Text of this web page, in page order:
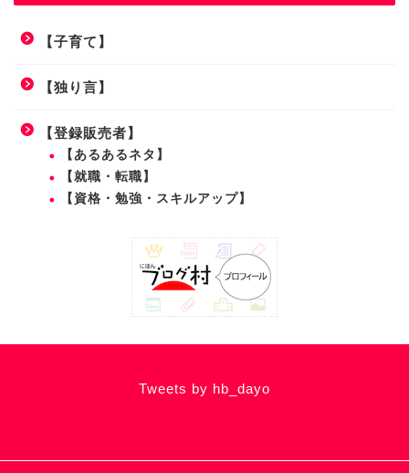
【子育て】
【独り言】
【登録販売者】
【あるあるネタ】
【就職・転職】
【資格・勉強・スキルアップ】
Tweets by hb_dayo